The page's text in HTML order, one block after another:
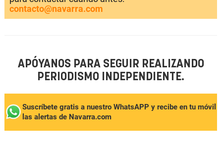
contacto@navarra.com
APÓYANOS PARA SEGUIR REALIZANDO
PERIODISMO INDEPENDIENTE.
Suscríbete gratis a nuestro WhatsAPP y recibe en tu móvil
las alertas de Navarra.com